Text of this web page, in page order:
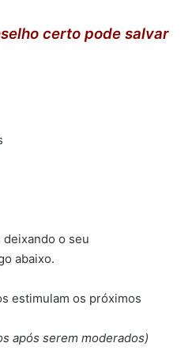
certo pode salvar
deixando o seu
abaixo.
estimulam os próximos
após serem moderados)